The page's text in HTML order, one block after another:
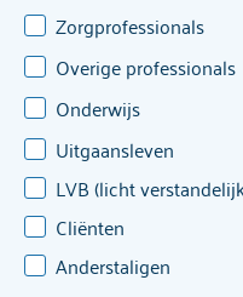
Ouders
Kinderen
Familie, partners &
Zorgprofessionals
Huisartsen &
Jeugdzorg
Overige zorgverleners
Overige professionals
Onderwijs
VO
MBO
HBO en WO
Uitgaansleven
LVB (licht
Cliënten
Anderstaligen